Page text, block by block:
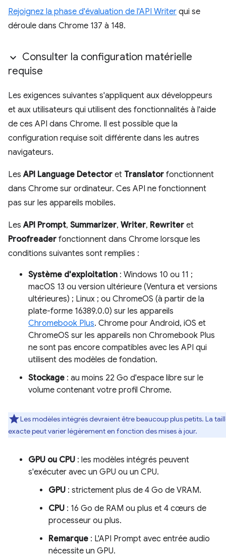
Rejoignez la phase d'évaluation de l'API Writer qui se
déroule dans Chrome 137 à 148.
Consulter la configuration matérielle
requise
Les exigences suivantes s'appliquent aux développeurs
et aux utilisateurs qui utilisent des fonctionnalités à l'aide
de ces API dans Chrome. Il est possible que la
configuration requise soit différente dans les autres
navigateurs.
LesAPI Language Detector et Translator fonctionnent
dans Chrome sur ordinateur. Ces API ne fonctionnent
pas sur les appareils mobiles.
LesAPI Prompt, Summarizer, Writer, Rewriter et
Proofreader fonctionnent dans Chrome lorsque les
conditions suivantes sont remplies :
Système d'exploitation : Windows 10 ou 11 ;
macOS 13 ou version ultérieure (Ventura et versions
ultérieures) ; Linux ; ou ChromeOS (à partir de la
plate-forme 16389.0.0) sur les appareils
Chromebook Plus. Chrome pour Android, iOS et
ChromeOS sur les appareils non Chromebook Plus
ne sont pas encore compatibles avec les API qui
utilisent des modèles de fondation.
Stockage : au moins 22 Go d'espace libre sur le
volume contenant votre profil Chrome.
Les modèles intégrés devraient être beaucoup plus petits. La
exacte peut varier légèrement en fonction des mises à jour.
GPU ou CPU : les modèles intégrés peuvent
s'exécuter avec un GPU ou un CPU.
GPU : strictement plus de 4 Go de VRAM.
CPU : 16 Go de RAM ou plus et 4 cœurs de
processeur ou plus.
Remarque : L'API Prompt avec entrée audio
nécessite un GPU.